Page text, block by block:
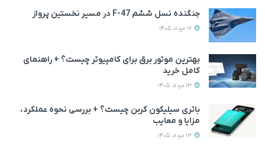
جنگنده نسل ششم F-47 در مسیر نخستین پرواز
بهترین موتور برق برای کامپیوتر چیست؟ + راهنمای
کامل خرید
باتری سیلیکون کربن چیست؟ + بررسی نحوه عملکرد،
مزایا و معایب